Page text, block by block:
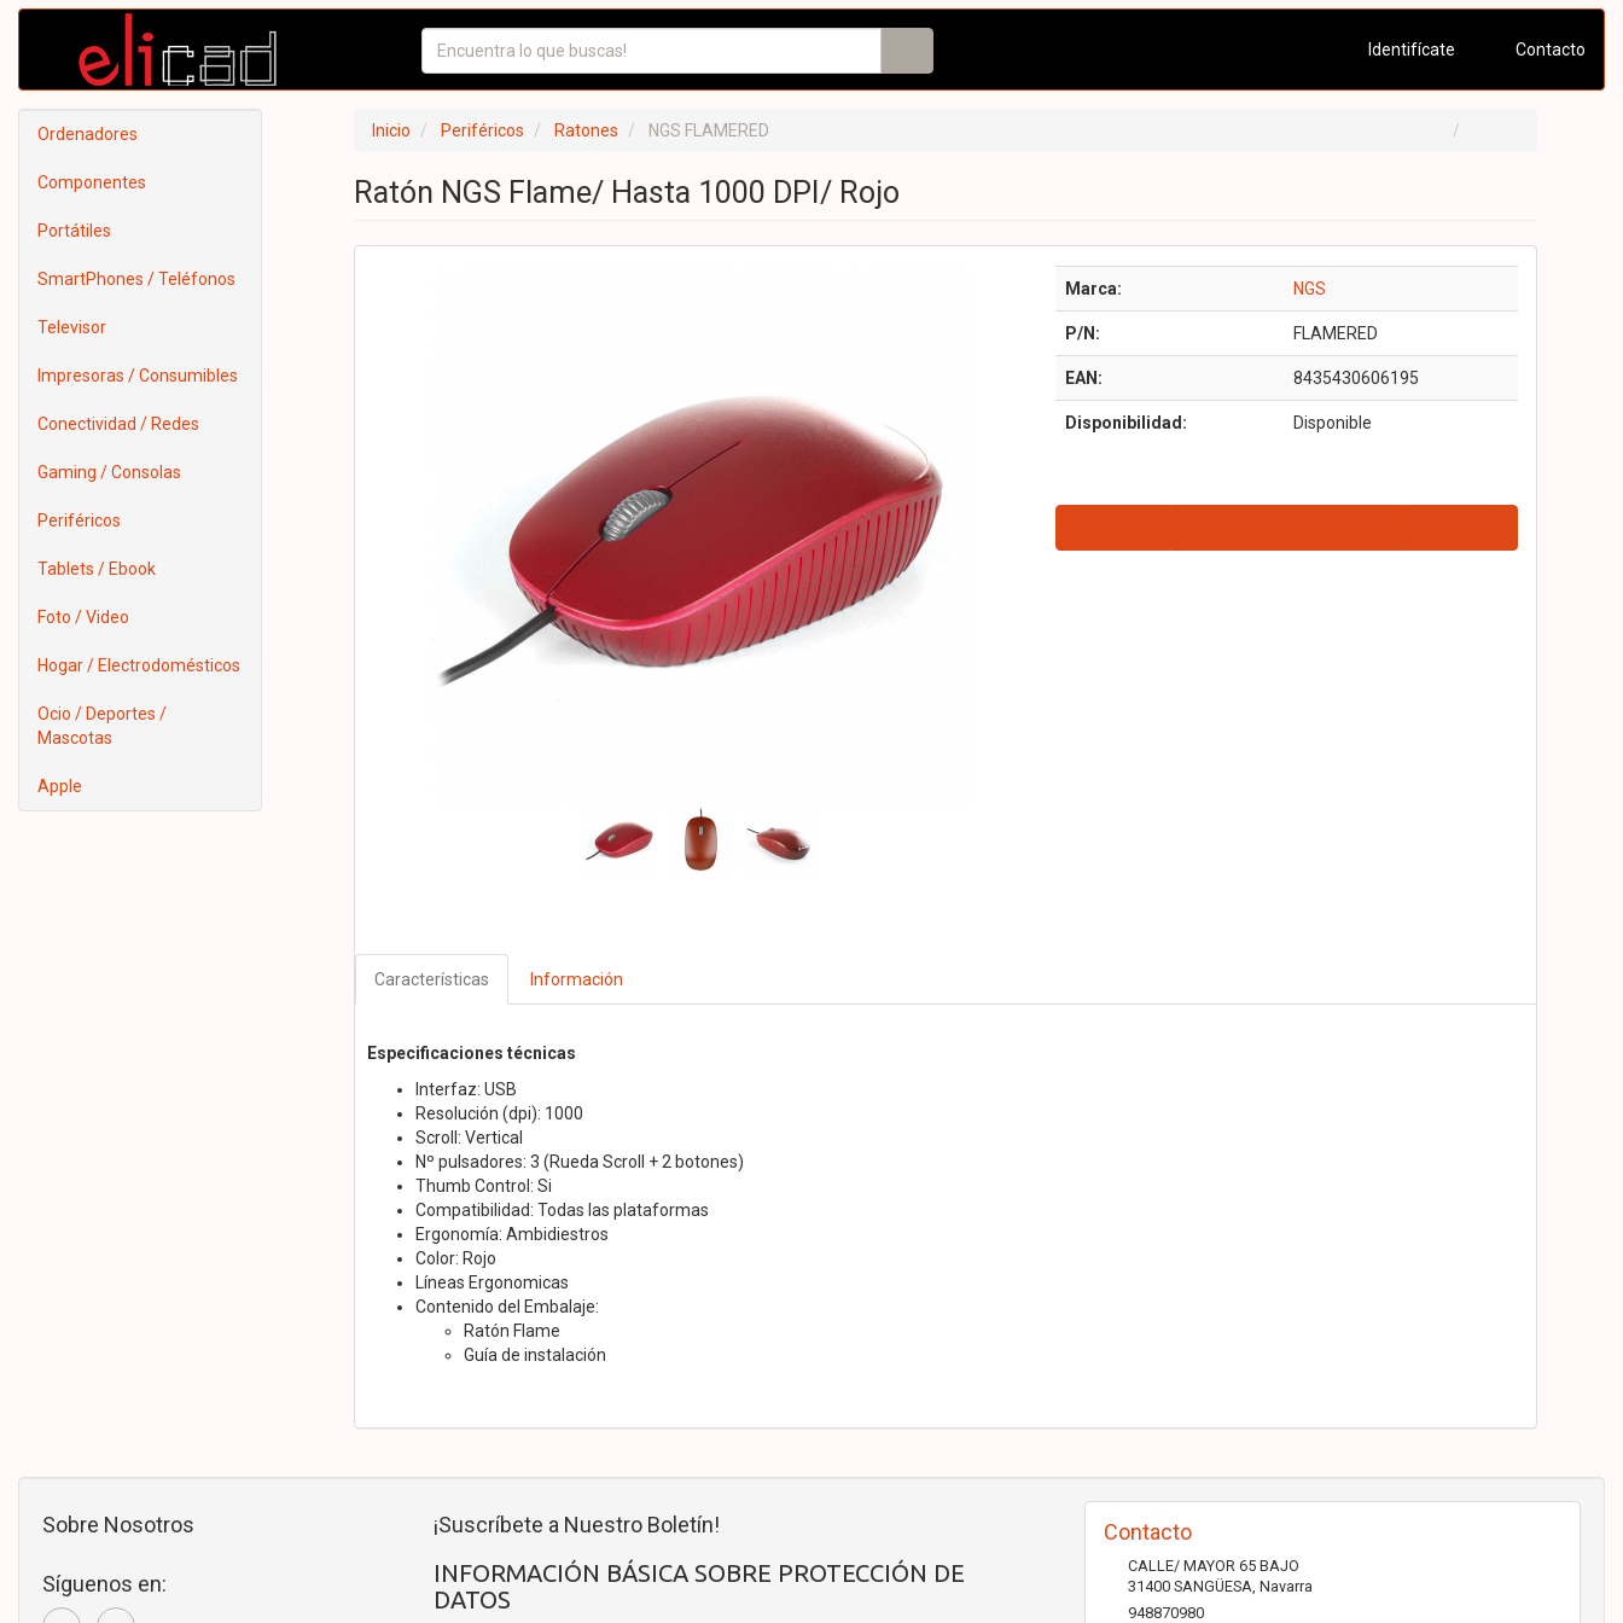
Identifícate Contacto
Ordenadores
Componentes
Portátiles
SmartPhones / Teléfonos
Televisor
Impresoras / Consumibles
Conectividad / Redes
Gaming / Consolas
Periféricos
Tablets / Ebook
Foto / Video
Hogar / Electrodomésticos
Ocio / Deportes /
Mascotas
Apple
Inicio Periféricos Ratones NGS FLAMERED
Ratón NGS Flame/ Hasta 1000 DPI/ Rojo
Marca: NGS
P/N: FLAMERED
EAN: 8435430606195
Disponibilidad: Disponible
Características Información
Especificaciones técnicas
Interfaz: USB
Resolución (dpi): 1000
Scroll: Vertical
Nº pulsadores: 3 (Rueda Scroll + 2 botones)
Thumb Control: Si
Compatibilidad: Todas las plataformas
Ergonomía: Ambidiestros
Color: Rojo
Líneas Ergonomicas
Contenido del Embalaje:
Ratón Flame
Guía de instalación
Sobre Nosotros
Síguenos en:
¡Suscríbete a Nuestro Boletín!
INFORMACIÓN BÁSICA SOBRE PROTECCIÓN DE
DATOS
Contacto
CALLE/ MAYOR 65 BAJO
31400 SANGÜESA, Navarra
948870980